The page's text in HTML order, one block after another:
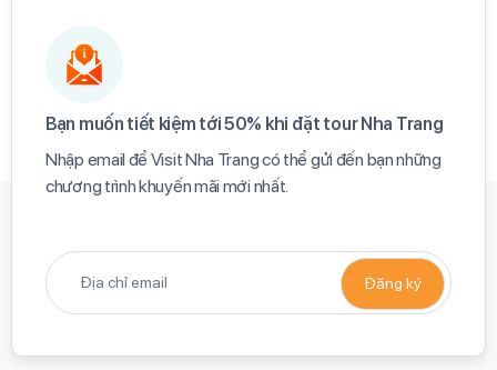
Bạn muốn tiết kiệm tới 50% khi đặt tour Nha Trang​
Nhập email để Visit Nha Trang có thể gửi đến bạn những
chương trình khuyến mãi mới nhất.​